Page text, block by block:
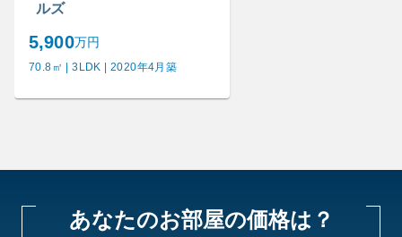
ルズ
5,900万円
70.8㎡ | 3LDK | 2020年4月築
あなたのお部屋の価格は？